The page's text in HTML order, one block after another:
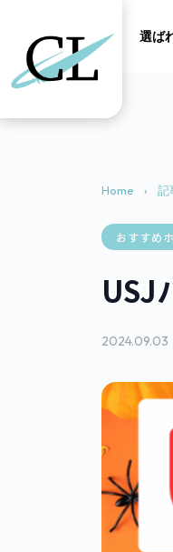
サービス 実績 選ば
Home › 記
おすすめ
USJ
2024.09.03